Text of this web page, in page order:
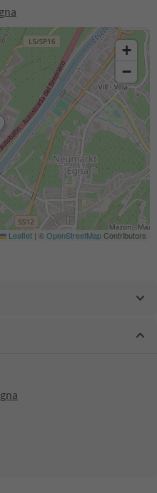
+
−
Leaflet | ©OpenStreetMapContributors